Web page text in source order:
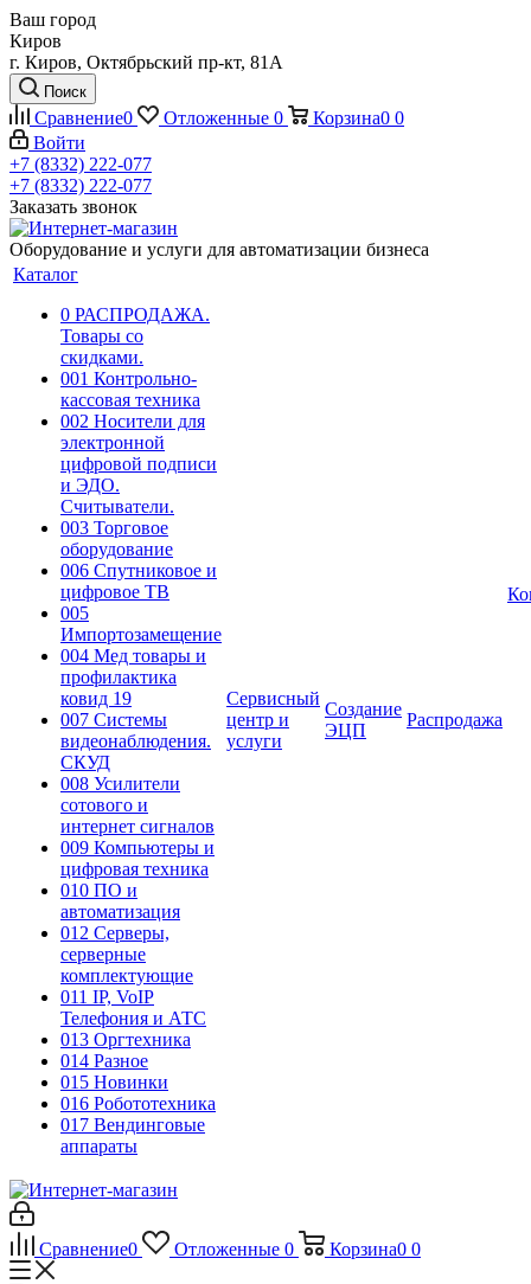
Ваш город
Киров
г. Киров, Октябрьский пр-кт, 81А
Поиск
Сравнение0 Отложенные 0 Корзина0 0
Войти
+7 (8332) 222-077
+7 (8332) 222-077
Заказать звонок
Оборудование и услуги для автоматизации бизнеса
Каталог
0 РАСПРОДАЖА.
Товары со
скидками.
001 Контрольно-
кассовая техника
002 Носители для
электронной
цифровой подписи
и ЭДО.
Считыватели.
003 Торговое
оборудование
006 Спутниковое и
цифровое ТВ
005
Импортозамещение
004 Мед товары и
профилактика
ковид 19
007 Системы
видеонаблюдения.
СКУД
008 Усилители
сотового и
интернет сигналов
009 Компьютеры и
цифровая техника
010 ПО и
автоматизация
012 Серверы,
серверные
комплектующие
011 IP, VoIP
Телефония и АТС
013 Оргтехника
014 Разное
015 Новинки
016 Робототехника
017 Вендинговые
аппараты
Сервисный
центр и
услуги
Создание
ЭЦП
Распродажа
Сравнение0 Отложенные 0 Корзина0 0